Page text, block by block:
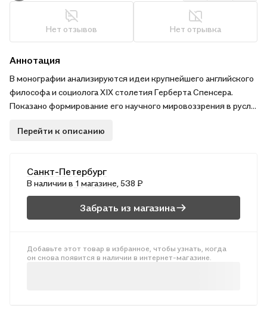
Нет отзывов Нет отрывка
Аннотация
В монографии анализируются идеи крупнейшего английского
философа и социолога XIX столетия Герберта Спенсера.
Показано формирование его научного мировоззрения в русле
социология), определены место и роль Г. Спенсера в мировой
вопросы демографии и социальной политики. . .Монография
может быть рекомендована студентам социологических
теории организации, а также всем интересующимся
Перейти к описанию
Санкт-Петербург
В наличиив 1 магазине , 538 ₽
Забрать из магазина
Добавьте этот товар в избранное, чтобы узнать, когда
он снова появится в наличии в интернет-магазине.